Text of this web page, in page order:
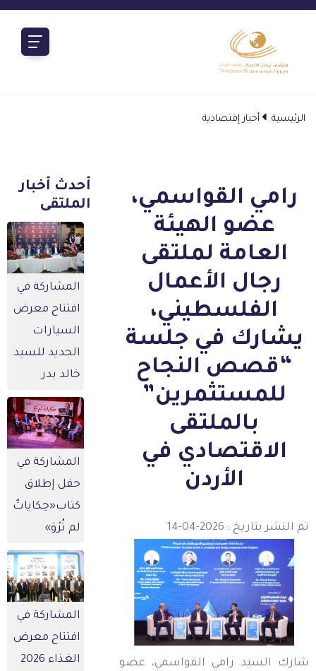
الرئيسية أخبار إقتصادية
رامي القواسمي،
عضو الهيئة
العامة لملتقى
رجال الأعمال
الفلسطيني،
يشارك في جلسة
“قصص النجاح
للمستثمرين”
بالملتقى
الاقتصادي في
الأردن
النشر بتاريخ : 2026-04-14
السيد رامي القواسمي، عضو
أحدث أخبار
الملتقى
المشاركة في
افتتاح معرض
السيارات
الجديد للسيد
خالد بدر
المشاركة في
حفل إطلاق
كتاب«حِكاياتٌ
لم تُرْوَ»
المشاركة في
افتتاح معرض
الغذاء 2026